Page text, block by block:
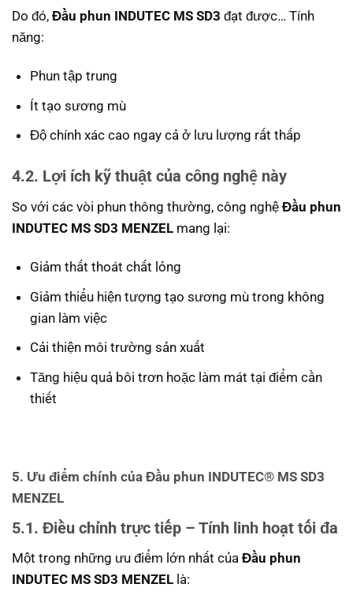
Do đó, Đầu phun INDUTEC MS SD3 đạt được… Tính
năng:
Phun tập trung
Ít tạo sương mù
Độ chính xác cao ngay cả ở lưu lượng rất thấp
4.2. Lợi ích kỹ thuật của công nghệ này
So với các vòi phun thông thường, công nghệ Đầu phun
INDUTEC MS SD3 MENZEL mang lại:
Giảm thất thoát chất lỏng
Giảm thiểu hiện tượng tạo sương mù trong không
gian làm việc
Cải thiện môi trường sản xuất
Tăng hiệu quả bôi trơn hoặc làm mát tại điểm cần
thiết
5. Ưu điểm chính của Đầu phun INDUTEC® MS SD3
MENZEL
5.1. Điều chỉnh trực tiếp – Tính linh hoạt tối đa
Một trong những ưu điểm lớn nhất của Đầu phun
INDUTEC MS SD3 MENZEL là: